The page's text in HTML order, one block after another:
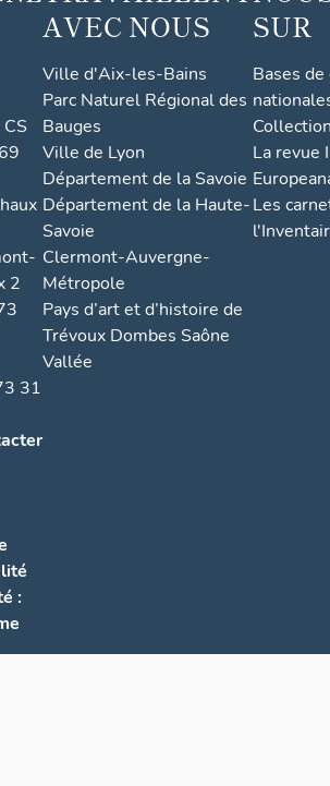
2
31
:
AVEC NOUS
Ville d'Aix-les-Bains
Parc Naturel Régional des
Bauges
Ville de Lyon
Département de la Savoie
Département de la Haute-
Savoie
Clermont-Auvergne-
Métropole
Pays d’art et d’histoire de
Trévoux Dombes Saône
Vallée
SUR
Bases
La revue
Les